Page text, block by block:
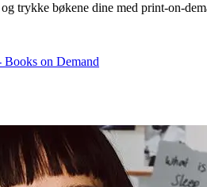
trykke bøkene dine med print-on-
Books on Demand